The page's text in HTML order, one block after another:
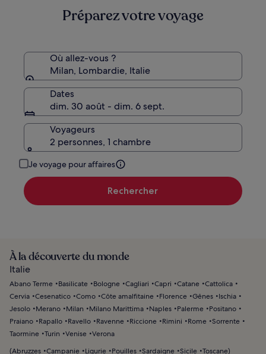
d’informations
sur
standard.
Préparez votre voyage
Où allez-vous ?
Milan, Lombardie, Italie
Dates
dim. 30 août - dim. 6 sept.
Voyageurs
2 personnes, 1 chambre
Je voyage pour affaires
Rechercher
À la découverte du monde
Italie
Abano Terme Basilicate Bologne Cagliari Capri Catane Cattolica
Cervia Cesenatico Como Côte amalfitaine Florence Gênes
Ischia
Jesolo
Merano Milan Milano Marittima Naples Palerme
Positano
Praiano
Rapallo Ravello Ravenne Riccione Rimini Rome Sorrente
Taormine Turin Venise Verona
(Abruzzes Campanie Ligurie Pouilles Sardaigne Sicile Toscane)